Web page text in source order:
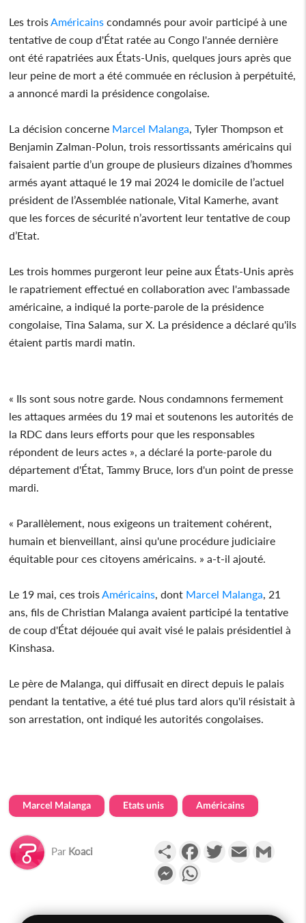
Les trois Américains condamnés pour avoir participé à une
tentative de coup d'État ratée au Congo l'année dernière
ont été rapatriées aux États-Unis, quelques jours après que
leur peine de mort a été commuée en réclusion à perpétuité,
a annoncé mardi la présidence congolaise.
La décision concerne Marcel Malanga , Tyler Thompson et
Benjamin Zalman-Polun, trois ressortissants américains qui
faisaient partie d’un groupe de plusieurs dizaines d’hommes
armés ayant attaqué le 19 mai 2024 le domicile de l’actuel
président de l’Assemblée nationale, Vital Kamerhe, avant
que les forces de sécurité n’avortent leur tentative de coup
d’Etat.
Les trois hommes purgeront leur peine aux États-Unis après
le rapatriement effectué en collaboration avec l'ambassade
américaine, a indiqué la porte-parole de la présidence
congolaise, Tina Salama, sur X. La présidence a déclaré qu'ils
étaient partis mardi matin.
« Ils sont sous notre garde. Nous condamnons fermement
les attaques armées du 19 mai et soutenons les autorités de
la RDC dans leurs efforts pour que les responsables
répondent de leurs actes », a déclaré la porte-parole du
département d'État, Tammy Bruce, lors d'un point de presse
mardi.
« Parallèlement, nous exigeons un traitement cohérent,
humain et bienveillant, ainsi qu'une procédure judiciaire
équitable pour ces citoyens américains. » a-t-il ajouté.
Le 19 mai, ces trois Américains , dont Marcel Malanga , 21
ans, fils de Christian Malanga avaient participé la tentative
de coup d'État déjouée qui avait visé le palais présidentiel à
Kinshasa.
Le père de Malanga, qui diffusait en direct depuis le palais
pendant la tentative, a été tué plus tard alors qu'il résistait à
son arrestation, ont indiqué les autorités congolaises.
Marcel Malanga Etats unis Américains
Par Koaci PartagerFacebookTwitterEmail
Messenger